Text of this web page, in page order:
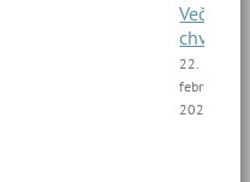
Večer
chvál
22.
februára
2025